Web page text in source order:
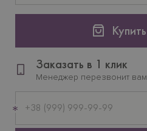
Купить
Заказать в 1 клик
Менеджер перезвонит вам
телефон